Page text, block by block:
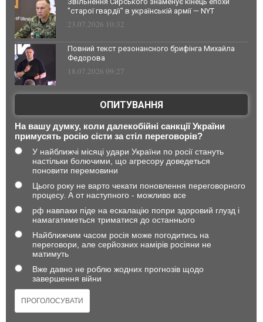
"старої гвардії" в українській армії — NYT
23.07.2026 10:32
Повний текст резонансного брифінга Михайла
Федорова
18.07.2026 09:27
ОПИТУВАННЯ
На вашу думку, коли далекобійні санкції України
примусять росію сісти за стіл переговорів?
У найближчі місяці удари України по росії стануть
настільки болючими, що агресору доведеться
поновити перемовини
Цього року не варто чекати поновлення переговорного
процесу. А от наступного - можливо все
рф навпаки піде на ескалацію попри здоровий глузд і
намагатиметься триматися до останнього
Найближчим часом росія може погодитись на
переговори, але серйозних намірів росіяни не
матимуть
Вже давно не роблю жодних прогнозів щодо
завершення війни